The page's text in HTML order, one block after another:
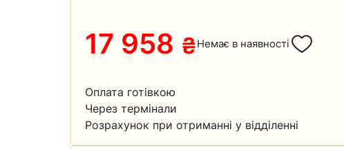
17 958 ₴Немає в наявності
Оплата готівкою
Через термінали
Розрахунок при отриманні у відділенні